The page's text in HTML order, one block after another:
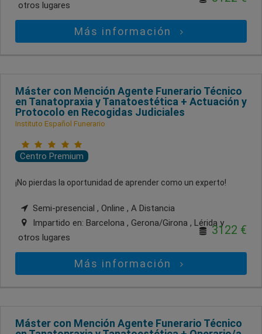
otros lugares
Más información
Máster con Mención Agente Funerario Técnico
en Tanatopraxia y Tanatoestética + Actuación y
Protocolo en Recogidas Judiciales
Instituto Español Funerario
Centro Premium
¡No pierdas la oportunidad de aprender como un experto!
Semi-presencial , Online , A Distancia
Impartido en: Barcelona , Gerona/Girona , Lérida y
otros lugares
3122 €
Más información
Máster con Mención Agente Funerario Técnico